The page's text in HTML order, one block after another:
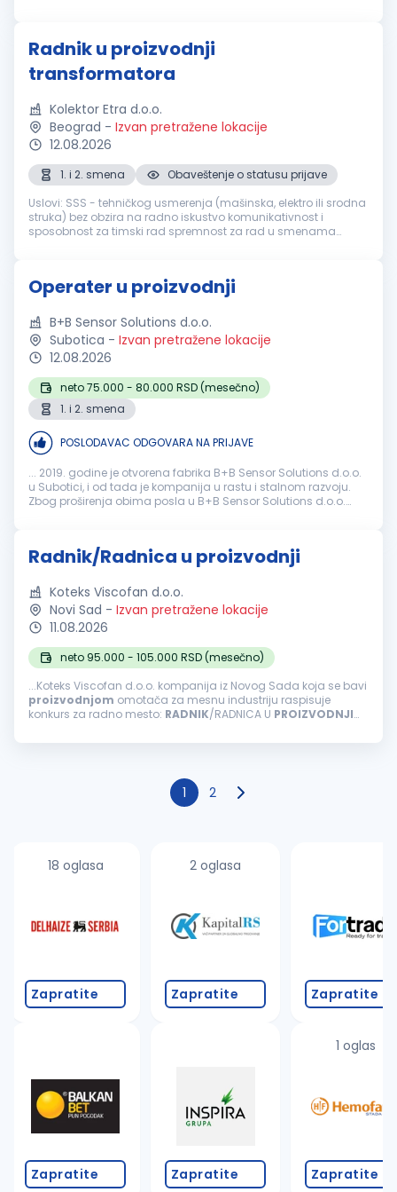
Radnik u proizvodnji
transformatora
Kolektor Etra d.o.o.
Beograd - Izvan pretražene lokacije
12.08.2026
1. i 2. smena
Obaveštenje o statusu prijave
Uslovi: SSS - tehničkog usmerenja (mašinska, elektro ili srodna
struka) bez obzira na radno iskustvo komunikativnost i
sposobnost za timski rad spremnost za rad u smenama
Operater u proizvodnji
B+B Sensor Solutions d.o.o.
Subotica - Izvan pretražene lokacije
12.08.2026
neto 75.000 - 80.000 RSD (mesečno)
1. i 2. smena
POSLODAVAC ODGOVARA NA PRIJAVE
... 2019. godine je otvorena fabrika B+B Sensor Solutions d.o.o.
u Subotici, i od tada je kompanija u rastu i stalnom razvoju.
Zbog proširenja obima posla u B+B Sensor Solutions d.o.o.
Radnik/Radnica u proizvodnji
Koteks Viscofan d.o.o.
Novi Sad - Izvan pretražene lokacije
11.08.2026
neto 95.000 - 105.000 RSD (mesečno)
...Koteks Viscofan d.o.o. kompanija iz Novog Sada koja se bavi
proizvodnjom omotača za mesnu industriju raspisuje
konkurs za radno mesto: RADNIK/RADNICA U PROIZVODNJI
proizvodnom pogonu - rad...
1 2
18 oglasa
Zapratite
Zapratite
2 oglasa
Zapratite
Zapratite
Zapratite
1 oglas
Zapratite